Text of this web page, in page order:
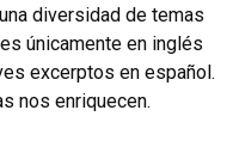
diversidad de temas
únicamente en inglés
excerptos en español.
nos enriquecen.